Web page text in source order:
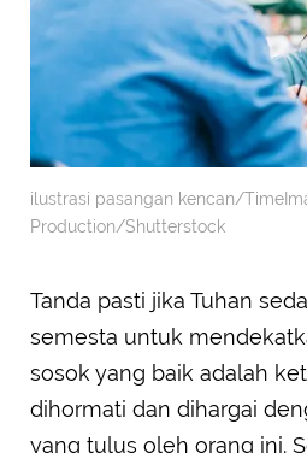
ilustrasi pasangan kencan/
Production/Shutterstock
Tanda pasti jika Tuhan
semesta untuk
sosok yang baik adalah
dihormati dan dihargai
yang tulus oleh orang ini.